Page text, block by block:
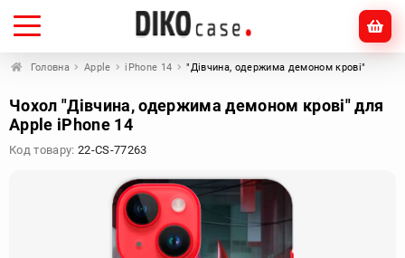
Головна Apple iPhone 14 "Дівчина, одержима демоном крові"
Чохол "Дівчина, одержима демоном крові" для
Apple iPhone 14
Код товару: 22-CS-77263